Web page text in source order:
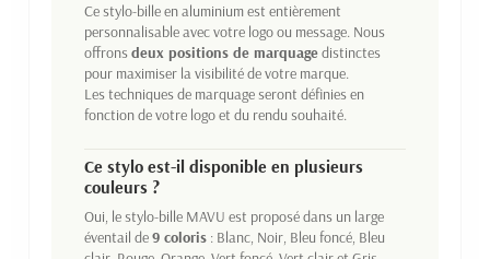
Ce stylo-bille en aluminium est entièrement
personnalisable avec votre logo ou message. Nous
offronsdeux positions de marquagedistinctes
pour maximiser la visibilité de votre marque.
Les techniques de marquage seront définies en
fonction de votre logo et du rendu souhaité.
Ce stylo est-il disponible en plusieurs
couleurs ?
Oui, le stylo-bille MAVU est proposé dans un large
éventail de9 coloris : Blanc, Noir, Bleu foncé, Bleu